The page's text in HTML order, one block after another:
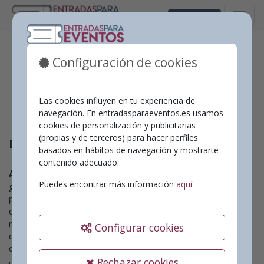
Configuración de cookies
Las cookies influyen en tu experiencia de
navegación. En entradasparaeventos.es usamos
cookies de personalización y publicitarias
(propias y de terceros) para hacer perfiles
basados en hábitos de navegación y mostrarte
contenido adecuado.
Puedes encontrar más información aquí
Configurar cookies
Castellano
Condiciones Generales
DATOS IDENTIFICATIVOS DE LA EMPRESA:
ÁMBITO DEL CONTRATO:
generales de compra se aplican a la venta de todos los
productos y servicios de nuestra página web. Los clientes
deberán ser mayores de edad (+18 años) y los pagos se
realizarán única y exclusivamente en Euros. Se le reserva el
derecho a cancelar la cuenta de acceso de un cliente si se
detectan actos fraudulentos,especulativos o de mala fe en la